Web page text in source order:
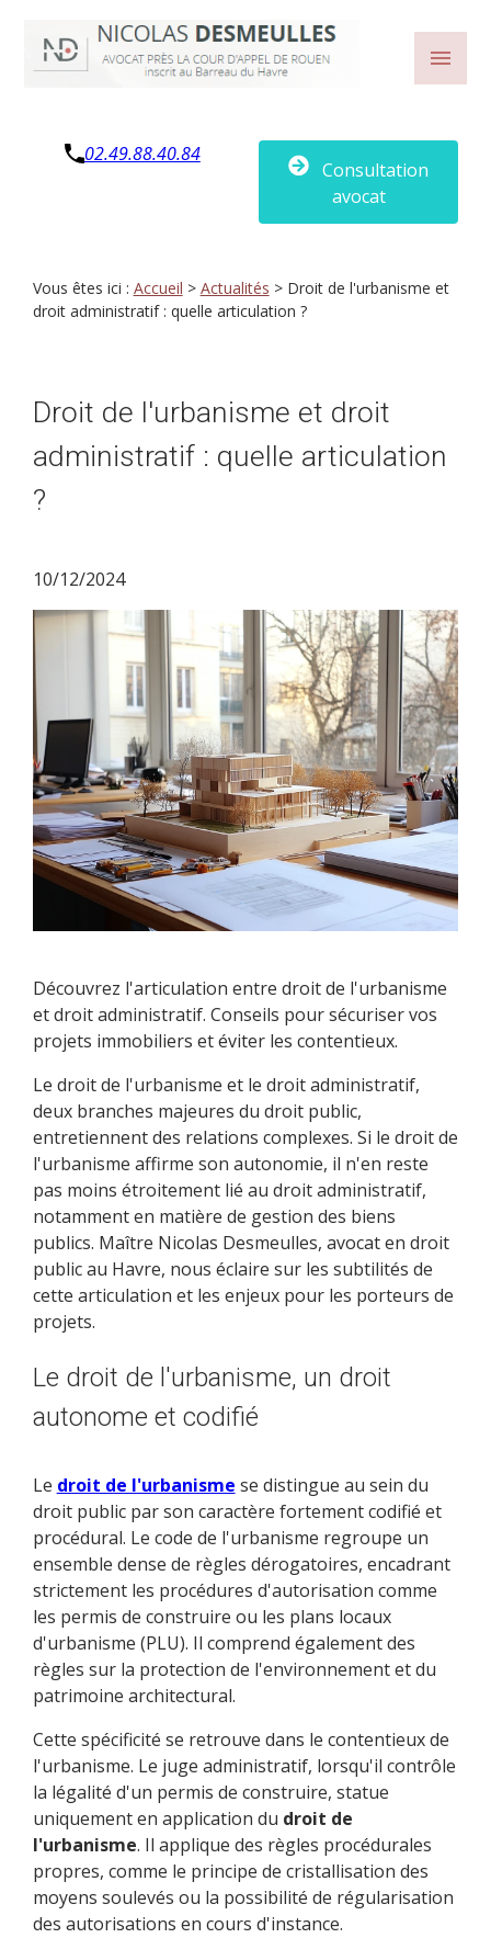
menu
02.49.88.40.84
Consultation
avocat
Vous êtes ici : Accueil > Actualités > Droit de l'urbanisme et
droit administratif : quelle articulation ?
Droit de l'urbanisme et droit
administratif : quelle articulation
?
10/12/2024
Découvrez l'articulation entre droit de l'urbanisme
et droit administratif. Conseils pour sécuriser vos
projets immobiliers et éviter les contentieux.
Le droit de l'urbanisme et le droit administratif,
deux branches majeures du droit public,
entretiennent des relations complexes. Si le droit de
l'urbanisme affirme son autonomie, il n'en reste
pas moins étroitement lié au droit administratif,
notamment en matière de gestion des biens
publics. Maître Nicolas Desmeulles, avocat en droit
public au Havre, nous éclaire sur les subtilités de
cette articulation et les enjeux pour les porteurs de
projets.
Le droit de l'urbanisme, un droit
autonome et codifié
Le droit de l'urbanisme se distingue au sein du
droit public par son caractère fortement codifié et
procédural. Le code de l'urbanisme regroupe un
ensemble dense de règles dérogatoires, encadrant
strictement les procédures d'autorisation comme
les permis de construire ou les plans locaux
d'urbanisme (PLU). Il comprend également des
règles sur la protection de l'environnement et du
patrimoine architectural.
Cette spécificité se retrouve dans le contentieux de
l'urbanisme. Le juge administratif, lorsqu'il contrôle
la légalité d'un permis de construire, statue
uniquement en application du droit de
l'urbanisme. Il applique des règles procédurales
propres, comme le principe de cristallisation des
moyens soulevés ou la possibilité de régularisation
des autorisations en cours d'instance.